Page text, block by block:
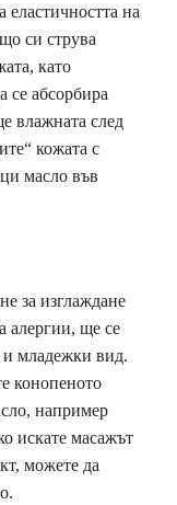
еластичността на
си струва
като
се абсорбира
влажната след
кожата с
масло във
за изглаждане
алергии, ще се
и младежки вид.
конопеното
например
искате масажът
можете да